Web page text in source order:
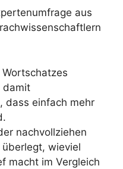
aus
damit
dass einfach mehr
nachvollziehen
wieviel
macht im Vergleich